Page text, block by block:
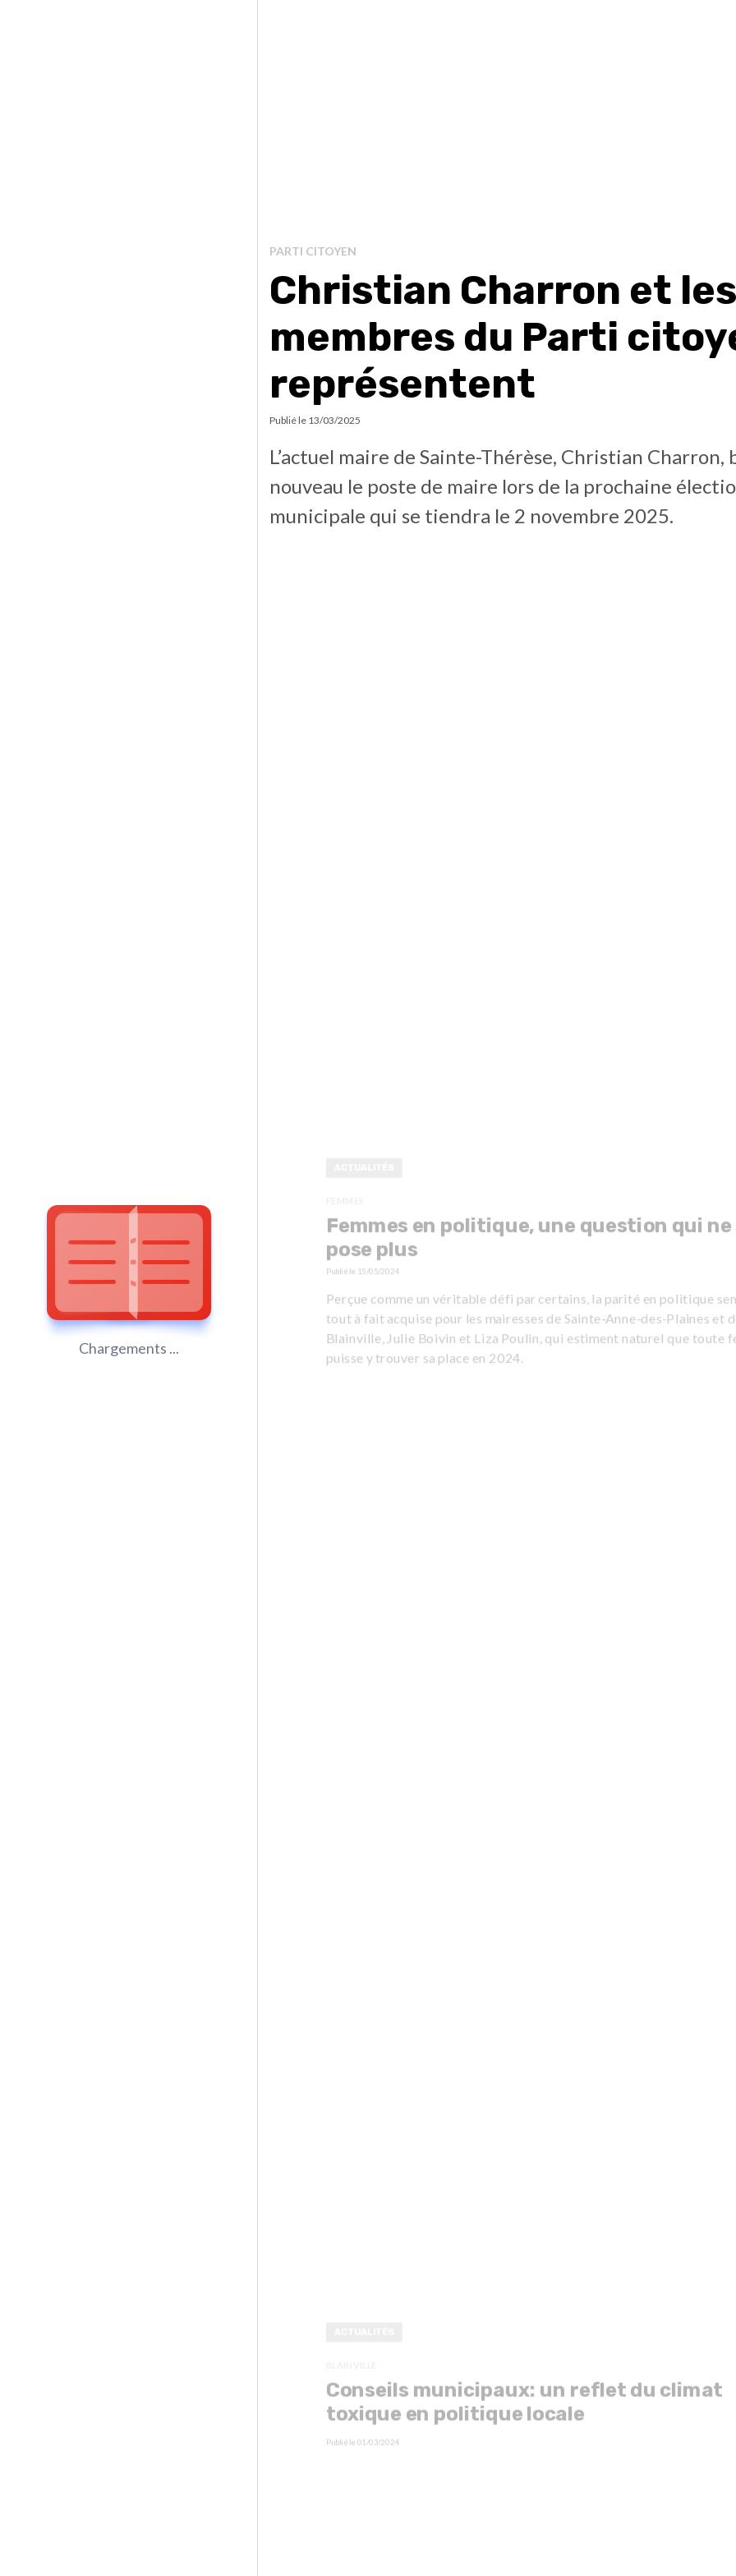
Chargements ...
PARTI CITOYEN
Christian Charron et les
membres du Parti
représentent
Publié le 13/03/2025
L’actuel maire de Sainte-Thérèse, Christian Charron,
nouveau le poste de maire lors de la prochaine
municipale qui se tiendra le 2 novembre 2025.
Femmes en politique, une question qui ne
pose plus
Publié le 15/05/2024
Perçue comme un véritable défi par certains, la parité en politique
tout à fait acquise pour les mairesses de Sainte-Anne-des-Plaines et
Blainville, Julie Boivin et Liza Poulin, qui estiment naturel que toute
puisse y trouver sa place en 2024.
Conseils municipaux: un reflet du climat
toxique en politique locale
Publié le 01/03/2024